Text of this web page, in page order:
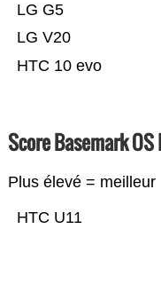
HTC 10 evo
LG V20
LG G5
Score Basemark
Plus élevé = meilleur
HTC U11